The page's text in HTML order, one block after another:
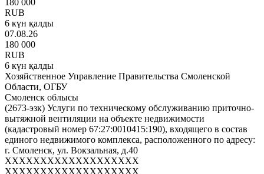
180 000
RUB
6 күн қалды
07.08.26
180 000
RUB
6 күн қалды
Хозяйственное Управление Правительства Смоленской
Области, ОГБУ
Смоленск облысы
(2673-эзк) Услуги по техническому обслуживанию приточно-
вытяжной вентиляции на объекте недвижимости
(кадастровый номер 67:27:0010415:190), входящего в состав
единого недвижимого комплекса, расположенного по адресу:
г. Смоленск, ул. Вокзальная, д.40
XXXXXXXXXXXXXXXXXXX
XXXXXXXXXXXXXXXXXXX